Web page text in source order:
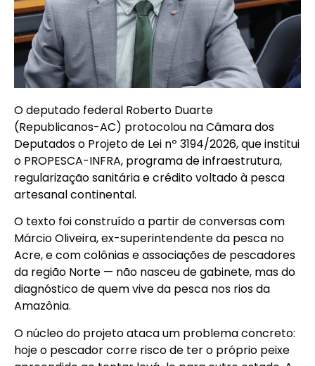
O deputado federal Roberto Duarte
(Republicanos-AC) protocolou na Câmara dos
Deputados o Projeto de Lei nº 3194/2026, que institui
o PROPESCA-INFRA, programa de infraestrutura,
regularização sanitária e crédito voltado à pesca
artesanal continental.
O texto foi construído a partir de conversas com
Márcio Oliveira, ex-superintendente da pesca no
Acre, e com colônias e associações de pescadores
da região Norte — não nasceu de gabinete, mas do
diagnóstico de quem vive da pesca nos rios da
Amazônia.
O núcleo do projeto ataca um problema concreto:
hoje o pescador corre risco de ter o próprio peixe